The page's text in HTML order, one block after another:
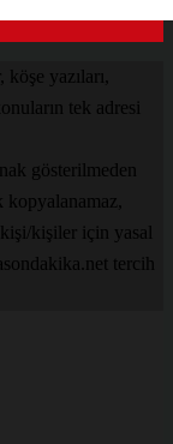
yazıları,
tek adresi
gösterilmeden
kopyalanamaz,
kişi/kişiler için yasal
tercih